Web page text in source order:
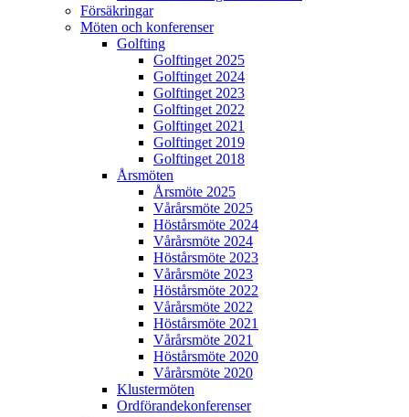
Försäkringar
Möten och konferenser
Golfting
Golftinget 2025
Golftinget 2024
Golftinget 2023
Golftinget 2022
Golftinget 2021
Golftinget 2019
Golftinget 2018
Årsmöten
Årsmöte 2025
Vårårsmöte 2025
Höstårsmöte 2024
Vårårsmöte 2024
Höstårsmöte 2023
Vårårsmöte 2023
Höstårsmöte 2022
Vårårsmöte 2022
Höstårsmöte 2021
Vårårsmöte 2021
Höstårsmöte 2020
Vårårsmöte 2020
Klustermöten
Ordförandekonferenser